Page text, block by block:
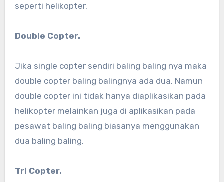
seperti helikopter.
Double Copter.
Jika single copter sendiri baling baling nya maka
double copter baling balingnya ada dua. Namun
double copter ini tidak hanya diaplikasikan pada
helikopter melainkan juga di aplikasikan pada
pesawat baling baling biasanya menggunakan
dua baling baling.
Tri Copter.